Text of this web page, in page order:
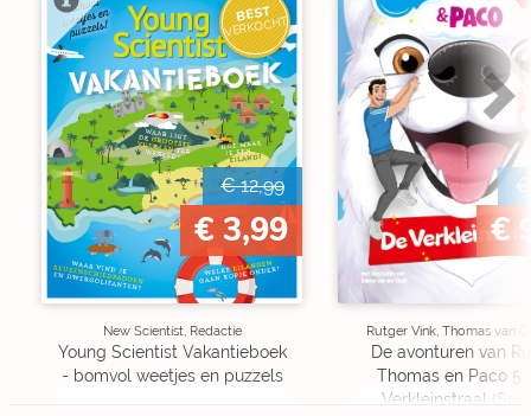
BEST
VERKOCHT
€ 12,99
€ 3,99
New Scientist, Redactie
Young Scientist Vakantieboek
- bomvol weetjes en puzzels
€
€
Rutger Vink, Thomas van
De avonturen van
Thomas en Paco 5
Verkleinstraal